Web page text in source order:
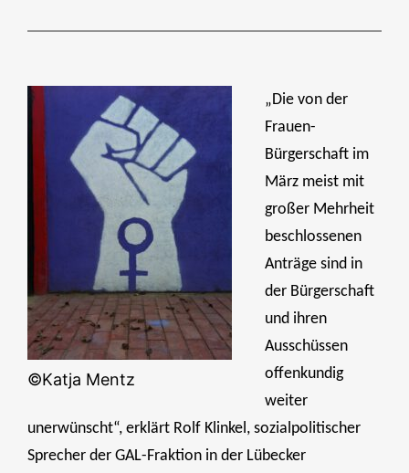
©Katja Mentz
„Die von der
Frauen-
Bürgerschaft im
März meist mit
großer Mehrheit
beschlossenen
Anträge sind in
der Bürgerschaft
und ihren
Ausschüssen
offenkundig
weiter
unerwünscht“, erklärt Rolf Klinkel, sozialpolitischer
Sprecher der GAL-Fraktion in der Lübecker